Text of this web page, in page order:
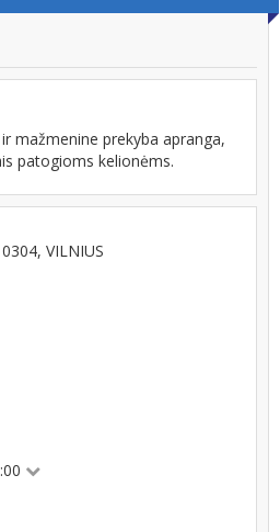
mažmenine prekyba apranga,
patogioms kelionėms.
VILNIUS